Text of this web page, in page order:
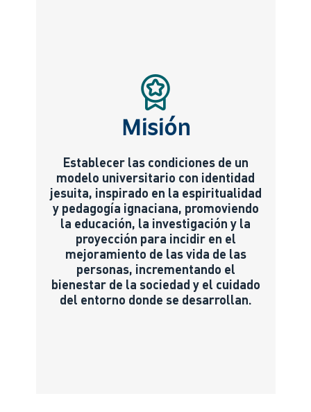
Misión
Establecer las condiciones de un
modelo universitario con identidad
jesuita, inspirado en la espiritualidad
y pedagogía ignaciana, promoviendo
la educación, la investigación y la
proyección para incidir en el
mejoramiento de las vida de las
personas, incrementando el
bienestar de la sociedad y el cuidado
del entorno donde se desarrollan.